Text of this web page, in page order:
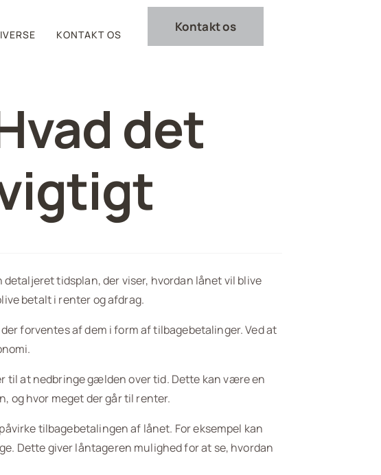
KONTAKT OS
Kontakt os
det
tidsplan, der viser, hvordan lånet vil blive
betalt i renter og afdrag.
forventes af dem i form af tilbagebetalinger. Ved at
til at nedbringe gælden over tid. Dette kan være en
og hvor meget der går til renter.
tilbagebetalingen af lånet. For eksempel kan
Dette giver låntageren mulighed for at se, hvordan